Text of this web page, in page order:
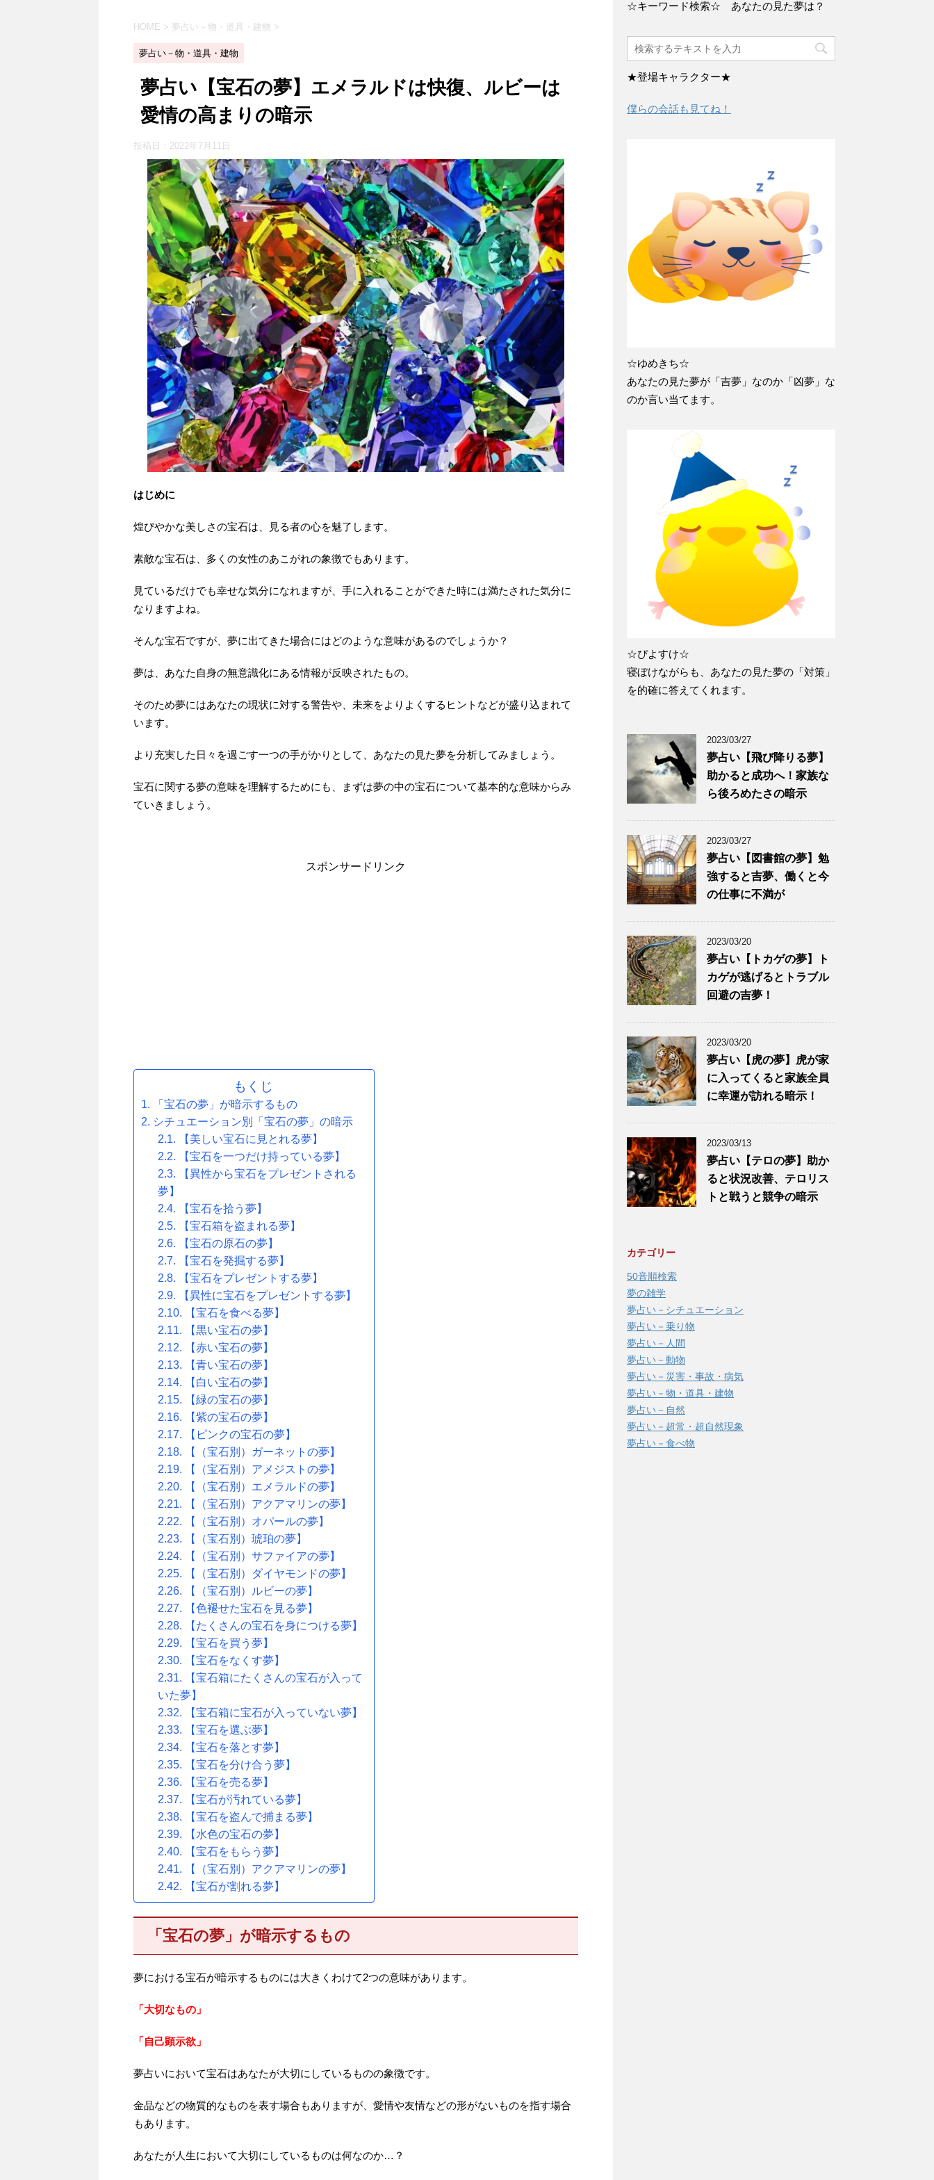
HOME > 夢占い－物・道具・建物 >
夢占い－物・道具・建物
夢占い【宝石の夢】エメラルドは快復、ルビーは
愛情の高まりの暗示
投稿日： 2022年7月11日
はじめに
煌びやかな美しさの宝石は、見る者の心を魅了します。
素敵な宝石は、多くの女性のあこがれの象徴でもあります。
見ているだけでも幸せな気分になれますが、手に入れることができた時には満たされた気分に
なりますよね。
そんな宝石ですが、夢に出てきた場合にはどのような意味があるのでしょうか？
夢は、あなた自身の無意識化にある情報が反映されたもの。
そのため夢にはあなたの現状に対する警告や、未来をよりよくするヒントなどが盛り込まれて
います。
より充実した日々を過ごす一つの手がかりとして、あなたの見た夢を分析してみましょう。
宝石に関する夢の意味を理解するためにも、まずは夢の中の宝石について基本的な意味からみ
ていきましょう。
スポンサードリンク
もくじ
「宝石の夢」が暗示するもの
シチュエーション別「宝石の夢」の暗示
【美しい宝石に見とれる夢】
【宝石を一つだけ持っている夢】
【異性から宝石をプレゼントされる
夢】
【宝石を拾う夢】
【宝石箱を盗まれる夢】
【宝石の原石の夢】
【宝石を発掘する夢】
【宝石をプレゼントする夢】
【異性に宝石をプレゼントする夢】
【宝石を食べる夢】
【黒い宝石の夢】
【赤い宝石の夢】
【青い宝石の夢】
【白い宝石の夢】
【緑の宝石の夢】
【紫の宝石の夢】
【ピンクの宝石の夢】
【（宝石別）ガーネットの夢】
【（宝石別）アメジストの夢】
【（宝石別）エメラルドの夢】
【（宝石別）アクアマリンの夢】
【（宝石別）オパールの夢】
【（宝石別）琥珀の夢】
【（宝石別）サファイアの夢】
【（宝石別）ダイヤモンドの夢】
【（宝石別）ルビーの夢】
【色褪せた宝石を見る夢】
【たくさんの宝石を身につける夢】
【宝石を買う夢】
【宝石をなくす夢】
【宝石箱にたくさんの宝石が入って
いた夢】
【宝石箱に宝石が入っていない夢】
【宝石を選ぶ夢】
【宝石を落とす夢】
【宝石を分け合う夢】
【宝石を売る夢】
【宝石が汚れている夢】
【宝石を盗んで捕まる夢】
【水色の宝石の夢】
【宝石をもらう夢】
【（宝石別）アクアマリンの夢】
【宝石が割れる夢】
「宝石の夢」が暗示するもの
夢における宝石が暗示するものには大きくわけて2つの意味があります。
「大切なもの」
「自己顕示欲」
夢占いにおいて宝石はあなたが大切にしているものの象徴です。
金品などの物質的なものを表す場合もありますが、愛情や友情などの形がないものを指す場合
もあります。
あなたが人生において大切にしているものは何なのか…？
☆キーワード検索☆ あなたの見た夢は？
★登場キャラクター★
僕らの会話も見てね！
☆ゆめきち☆
あなたの見た夢が「吉夢」なのか「凶夢」な
のか言い当てます。
☆ぴよすけ☆
寝ぼけながらも、あなたの見た夢の「対策」
を的確に答えてくれます。
2023/03/27
夢占い【飛び降りる夢】
助かると成功へ！家族な
ら後ろめたさの暗示
2023/03/27
夢占い【図書館の夢】勉
強すると吉夢、働くと今
の仕事に不満が
2023/03/20
夢占い【トカゲの夢】ト
カゲが逃げるとトラブル
回避の吉夢！
2023/03/20
夢占い【虎の夢】虎が家
に入ってくると家族全員
に幸運が訪れる暗示！
2023/03/13
夢占い【テロの夢】助か
ると状況改善、テロリス
トと戦うと競争の暗示
カテゴリー
50音順検索
夢の雑学
夢占い－シチュエーション
夢占い－乗り物
夢占い－人間
夢占い－動物
夢占い－災害・事故・病気
夢占い－物・道具・建物
夢占い－自然
夢占い－超常・超自然現象
夢占い－食べ物